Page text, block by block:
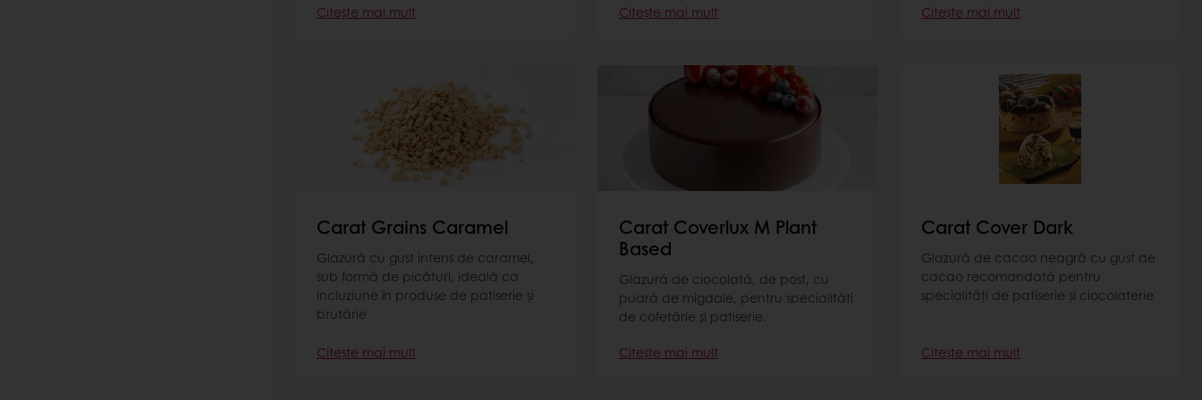
Citește mai mult
Citește mai mult
Citește mai mult
Carat Grains Caramel
Glazură cu gust intens de caramel,
sub formă de picături, ideală ca
incluziune în produse de patiserie și
brutărie
Citește mai mult
Carat Coverlux M Plant
Based
Glazură de ciocolată, de post, cu
pudră de migdale, pentru specialități
de cofetărie și patiserie.
Citește mai mult
Carat Cover Dark
Glazură de cacao neagră cu gust de
cacao recomandată pentru
specialități de patiserie și ciocolaterie
Citește mai mult